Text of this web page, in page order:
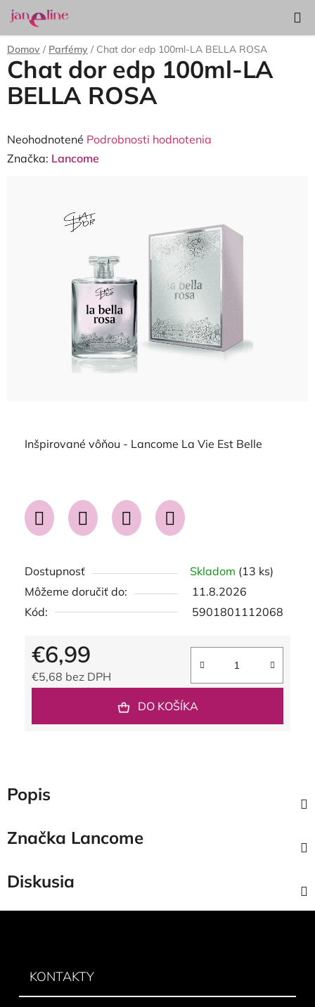
Prejsť
na
obsah
KOŠÍK
Domov / Parfémy / Chat dor edp 100ml-LA BELLA ROSA
Inšpirované vôňou - Lancome La Vie Est Belle
Dostupnosť Skladom (13 ks)
Môžeme doručiť do:
11.8.2026
Kód:
5901801112068
€6,99
€5,68 bez DPH
DO KOŠÍKA
Chat dor edp 100ml-LA
BELLA ROSA
Priemerné
hodnotenie
Neohodnotené Podrobnosti hodnotenia
Značka: Lancome
Popis
Značka Lancome
Diskusia
KONTAKTY